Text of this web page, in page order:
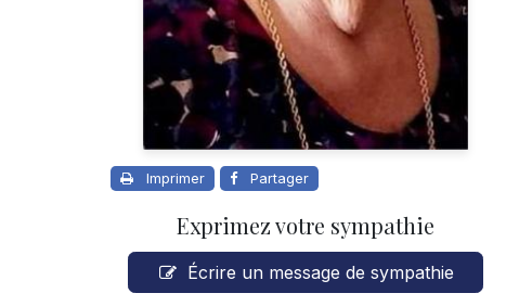
Imprimer Partager
Exprimez votre sympathie
Écrire un message de sympathie